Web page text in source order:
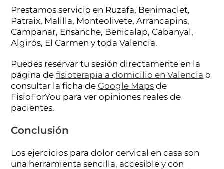
Prestamos servicio en Ruzafa, Benimaclet,
Patraix, Malilla, Monteolivete, Arrancapins,
Campanar, Ensanche, Benicalap, Cabanyal,
Algirós, El Carmen y toda Valencia.
Puedes reservar tu sesión directamente en la
página defisioterapia a domicilio en Valencia o
consultar la ficha de Google Maps de
FisioForYou para ver opiniones reales de
pacientes.
Conclusión
Los ejercicios para dolor cervical en casa son
una herramienta sencilla, accesible y con